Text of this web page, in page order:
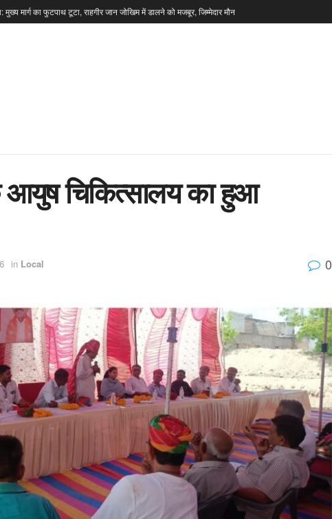
मार्ग का फुटपाथ टूटा, राहगीर जान जोखिम में डालने को मजबूर, जिम्मेदार मौन
आयुष चिकित्सालय का हुआ
in Local 0